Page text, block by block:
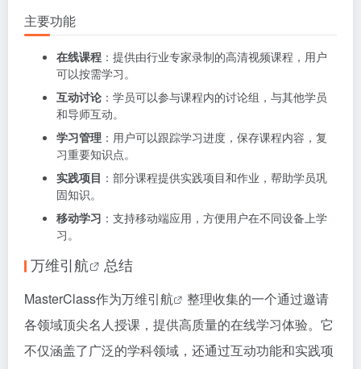
主要功能
在线课程 ：提供由行业专家录制的高清视频课程，用户
可以按需学习。
互动讨论 ：学员可以参与课程内的讨论组，与其他学员
和导师互动。
学习管理 ：用户可以跟踪学习进度，保存课程内容，复
习重要知识点。
实践项目 ：部分课程提供实践项目和作业，帮助学员巩
固知识。
移动学习 ：支持移动端应用，方便用户在不同设备上学
习。
万维引航 总结
MasterClass作为万维引航
整理收集的一个通过邀请
各领域顶尖名人授课，提供高质量的在线学习体验。它
不仅涵盖了广泛的学科领域，还通过互动功能和实践项